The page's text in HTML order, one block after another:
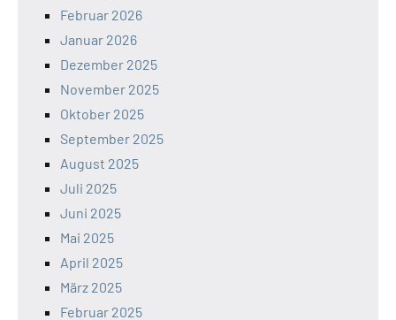
Februar 2026
Januar 2026
Dezember 2025
November 2025
Oktober 2025
September 2025
August 2025
Juli 2025
Juni 2025
Mai 2025
April 2025
März 2025
Februar 2025